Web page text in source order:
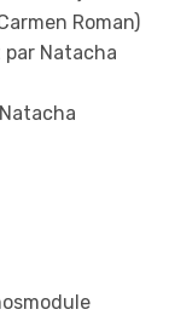
Roman)
Natacha